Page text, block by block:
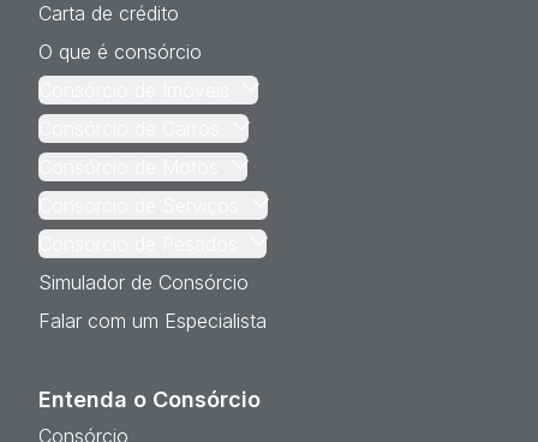
Carta de crédito
O que é consórcio
Simulador de Consórcio
Falar com um Especialista
Entenda o Consórcio
Consórcio